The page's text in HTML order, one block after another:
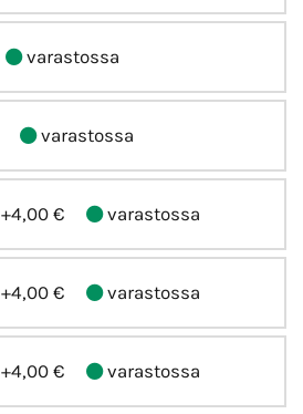
varastossa
varastossa
+4,00 € varastossa
+4,00 € varastossa
+4,00 € varastossa